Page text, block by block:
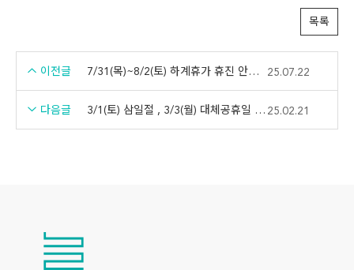
목록
이전글 7/31(목)~8/2(토) 하계휴가 휴진 안내드립니다. 25.07.22
다음글 3/1(토) 삼일절 , 3/3(월) 대체공휴일 휴진 안내드립니다. 25.02.21